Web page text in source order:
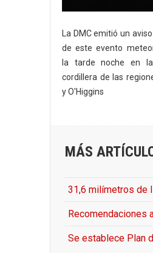
La DMC emitió un
de este evento
la tarde noche en
cordillera de las
y O'Higgins
MÁS
31,6 milímetros de
Recomendaciones
Se establece Plan